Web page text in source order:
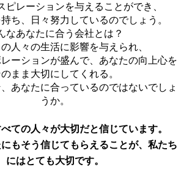
ピレーションを与えることができ、
ち、日々努力しているのでしょう。
なあなたに合う会社とは？
人々の生活に影響を与えられ、
ーションが盛んで、あなたの向上心を
まま大切にしてくれる。
あなたに合っているのではないでしょ
うか。
ての人々が大切だと信じています。
もそう信じてもらえることが、私たち
にはとても大切です。